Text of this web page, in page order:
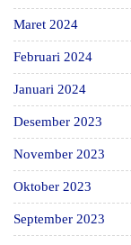
Maret 2024
Februari 2024
Januari 2024
Desember 2023
November 2023
Oktober 2023
September 2023